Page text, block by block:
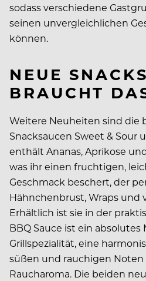
sodass verschiedene
seinen unvergleichlichen
können.
NEUE
BRAUCHT
Weitere Neuheiten sind die
Snacksaucen Sweet & Sour
enthält Ananas, Aprikose
was ihr einen fruchtigen,
Geschmack beschert, der
Hähnchenbrust, Wraps und
Erhältlich ist sie in der
BBQ Sauce ist ein
Grillspezialität, eine
süßen und rauchigen
Raucharoma. Die beiden